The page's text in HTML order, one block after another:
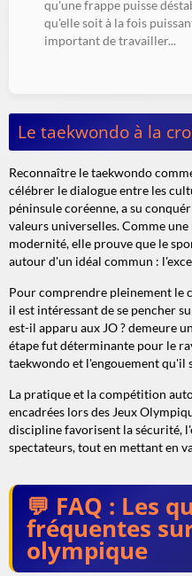
qu'une frappe puisse
qu'elle soit à la fois
important de travailler...
Le taekwondo à la
Reconnaître le taekwondo
célébrer le dialogue entre les
péninsule coréenne, a su
valeurs universelles. Comme
modernité, elle prouve que le
autour d'un idéal commun :
Pour comprendre pleinement le
il est intéressant de se pencher
est-il apparu aux JO ? demeure
étape fut déterminante pour le
taekwondo et l'engouement qu'il
La pratique et la compétition
encadrées lors des Jeux
discipline favorisent la sécurité,
spectateurs, tout en mettant en
FAQ : Les
fréquentes
olympique